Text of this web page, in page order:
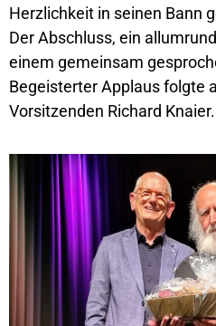
Herzlichkeit in seinen Bann
Der Abschluss, ein
einem gemeinsam
Begeisterter Applaus folgte
Vorsitzenden Richard Knaier.